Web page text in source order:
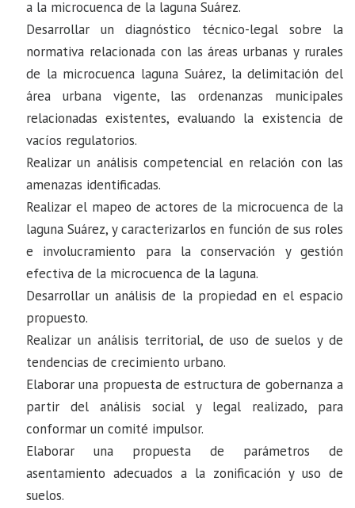
a la microcuenca de la laguna Suárez.
Desarrollar un diagnóstico técnico-legal sobre la
normativa relacionada con las áreas urbanas y rurales
de la microcuenca laguna Suárez, la delimitación del
área urbana vigente, las ordenanzas municipales
relacionadas existentes, evaluando la existencia de
vacíos regulatorios.
Realizar un análisis competencial en relación con las
amenazas identificadas.
Realizar el mapeo de actores de la microcuenca de la
laguna Suárez, y caracterizarlos en función de sus roles
e involucramiento para la conservación y gestión
efectiva de la microcuenca de la laguna.
Desarrollar un análisis de la propiedad en el espacio
propuesto.
Realizar un análisis territorial, de uso de suelos y de
tendencias de crecimiento urbano.
Elaborar una propuesta de estructura de gobernanza a
partir del análisis social y legal realizado, para
conformar un comité impulsor.
Elaborar una propuesta de parámetros de
asentamiento adecuados a la zonificación y uso de
suelos.